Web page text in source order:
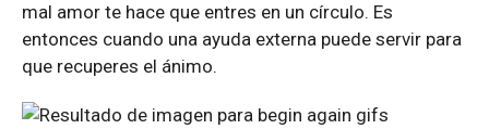
mal amor te hace que entres en un círculo. Es
entonces cuando una ayuda externa puede servir para
que recuperes el ánimo.